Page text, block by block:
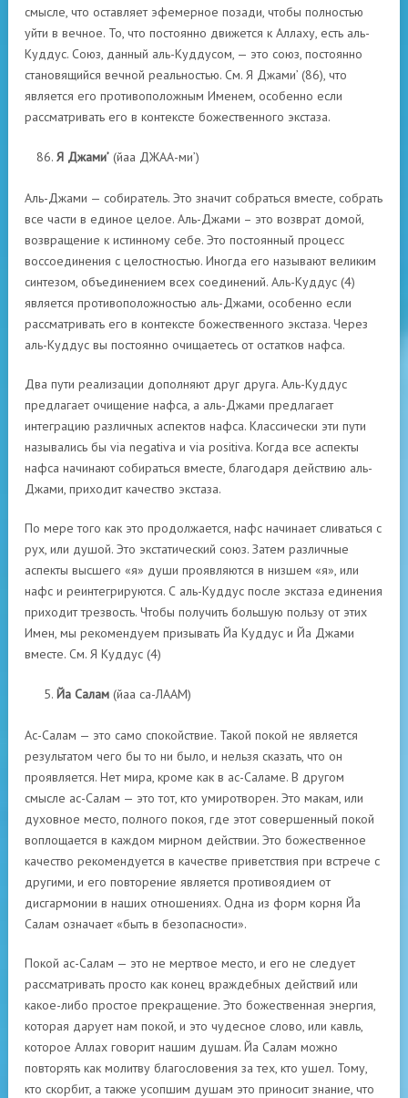
смысле, что оставляет эфемерное позади, чтобы полностью
уйти в вечное. То, что постоянно движется к Аллаху, есть аль-
Куддус. Союз, данный аль-Куддусом, — это союз, постоянно
становящийся вечной реальностью. См. Я Джами’ (86), что
является его противоположным Именем, особенно если
рассматривать его в контексте божественного экстаза.
Я Джами’ (йаа ДЖАА-ми’)
Аль-Джами — собиратель. Это значит собраться вместе, собрать
все части в единое целое. Аль-Джами – это возврат домой,
возвращение к истинному себе. Это постоянный процесс
воссоединения с целостностью. Иногда его называют великим
синтезом, объединением всех соединений. Аль-Куддус (4)
является противоположностью аль-Джами, особенно если
рассматривать его в контексте божественного экстаза. Через
аль-Куддус вы постоянно очищаетесь от остатков нафса.
Два пути реализации дополняют друг друга. Аль-Куддус
предлагает очищение нафса, а аль-Джами предлагает
интеграцию различных аспектов нафса. Классически эти пути
назывались бы via negativa и via positiva. Когда все аспекты
нафса начинают собираться вместе, благодаря действию аль-
Джами, приходит качество экстаза.
По мере того как это продолжается, нафс начинает сливаться с
рух, или душой. Это экстатический союз. Затем различные
аспекты высшего «я» души проявляются в низшем «я», или
нафс и реинтегрируются. С аль-Куддус после экстаза единения
приходит трезвость. Чтобы получить большую пользу от этих
Имен, мы рекомендуем призывать Йа Куддус и Йа Джами
вместе. См. Я Куддус (4)
Йа Салам (йаа са-ЛААМ)
Ас-Салам — это само спокойствие. Такой покой не является
результатом чего бы то ни было, и нельзя сказать, что он
проявляется. Нет мира, кроме как в ас-Саламе. В другом
смысле ас-Салам — это тот, кто умиротворен. Это макам, или
духовное место, полного покоя, где этот совершенный покой
воплощается в каждом мирном действии. Это божественное
качество рекомендуется в качестве приветствия при встрече с
другими, и его повторение является противоядием от
дисгармонии в наших отношениях. Одна из форм корня Йа
Салам означает «быть в безопасности».
Покой ас-Салам — это не мертвое место, и его не следует
рассматривать просто как конец враждебных действий или
какое-либо простое прекращение. Это божественная энергия,
которая дарует нам покой, и это чудесное слово, или кавль,
которое Аллах говорит нашим душам. Йа Салам можно
повторять как молитву благословения за тех, кто ушел. Тому,
кто скорбит, а также усопшим душам это приносит знание, что